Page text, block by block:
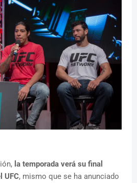
la temporada verá su final
UFC, mismo que se ha anunciado